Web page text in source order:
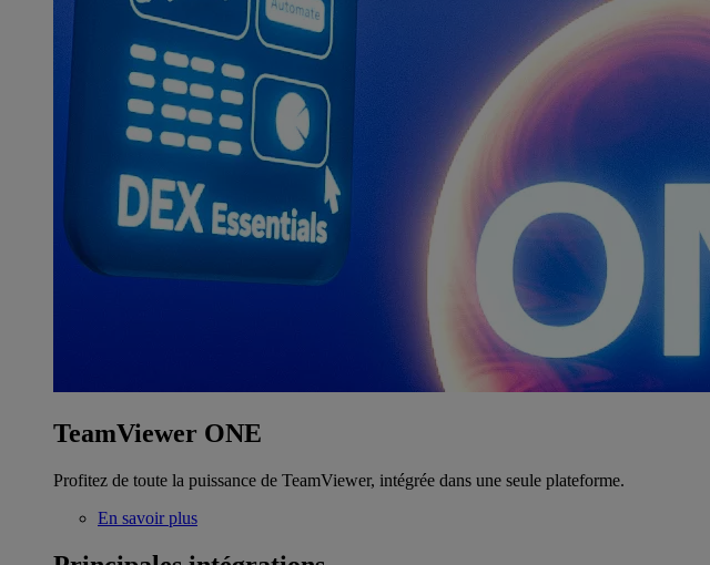
TeamViewer ONE
Profitez de toute la puissance de TeamViewer, intégrée dans une seule plateforme.
En savoir plus